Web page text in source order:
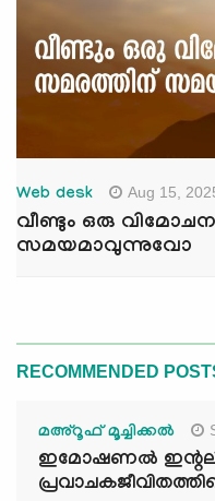
Web desk Aug 15,
വീണ്ടും ഒരു
സമയമാവുന്നുവോ
RECOMMENDED
മഅ്റൂഫ് മൂച്ചിക്കല്‍
ഇമോഷണൽ